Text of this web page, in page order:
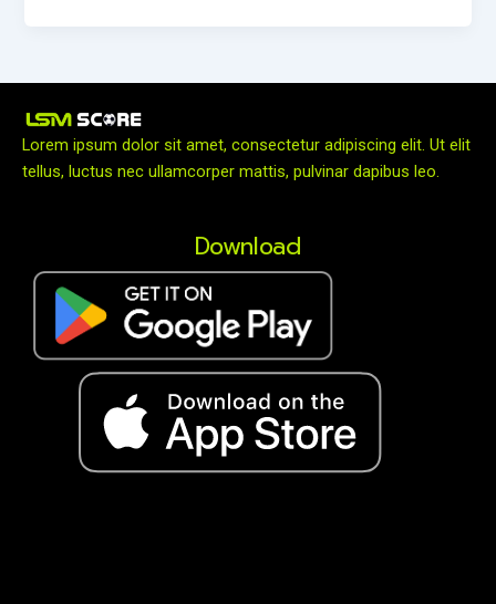
Lorem ipsum dolor sit amet, consectetur adipiscing elit. Ut elit
tellus, luctus nec ullamcorper mattis, pulvinar dapibus leo.
Download